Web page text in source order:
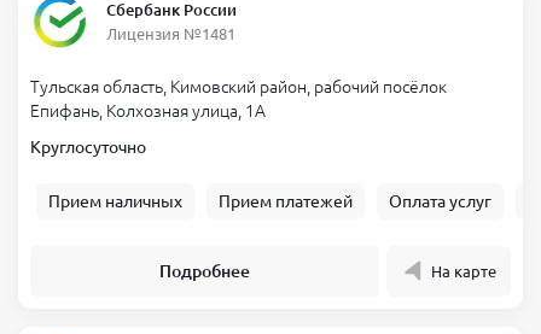
Сбербанк России
Лицензия №1481
Тульская область, Кимовский район, рабочий посёлок
Епифань, Колхозная улица, 1А
Круглосуточно
Прием наличных Прием платежей Оплата услуг
Подробнее На карте